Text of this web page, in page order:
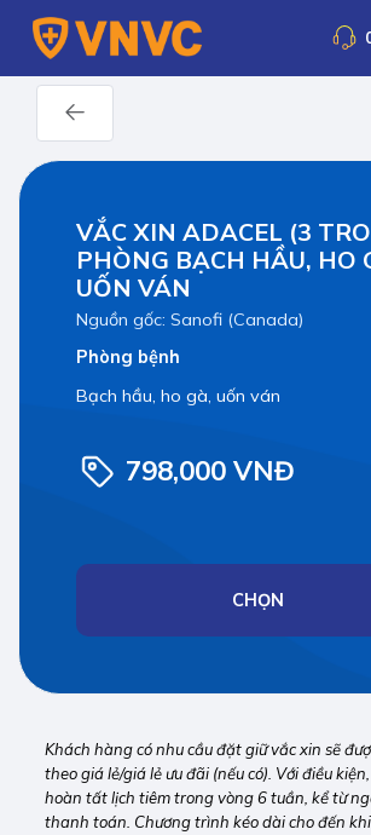
VẮC XIN ADACEL (3
PHÒNG BẠCH HẦU, HO
UỐN VÁN
Nguồn gốc: Sanofi (Canada)
Phòng bệnh
Bạch hầu, ho gà, uốn ván
798,000 VNĐ
CHỌN
Khách hàng có nhu cầu đặt giữ vắc xin sẽ
theo giá lẻ/giá lẻ ưu đãi (nếu có). Với điều
hoàn tất lịch tiêm trong vòng 6 tuần, kể từ
thanh toán. Chương trình kéo dài cho đến